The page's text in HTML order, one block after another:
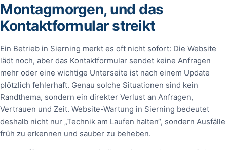
Montagmorgen, und das
Kontaktformular streikt
Ein Betrieb in Sierning merkt es oft nicht sofort: Die Website
lädt noch, aber das Kontaktformular sendet keine Anfragen
mehr oder eine wichtige Unterseite ist nach einem Update
plötzlich fehlerhaft. Genau solche Situationen sind kein
Randthema, sondern ein direkter Verlust an Anfragen,
Vertrauen und Zeit. Website-Wartung in Sierning bedeutet
deshalb nicht nur „Technik am Laufen halten“, sondern Ausfälle
früh zu erkennen und sauber zu beheben.